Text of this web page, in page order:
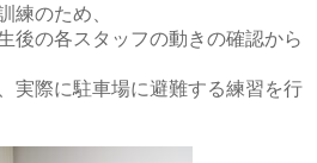
練のため、
後の各スタッフの動きの確認から
実際に駐車場に避難する練習を行